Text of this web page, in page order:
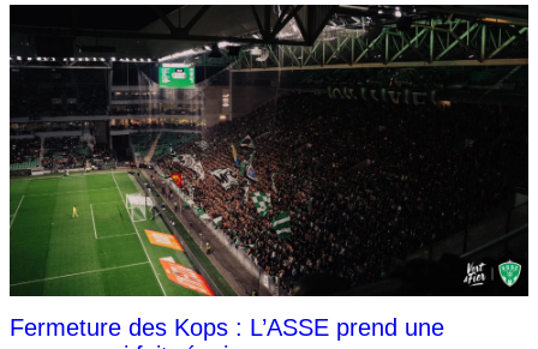
Fermeture des Kops : L’ASSE prend une